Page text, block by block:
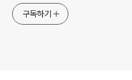
구독하기